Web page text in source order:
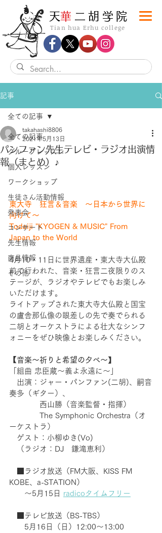
Tian hua Erhu college
​天華 二胡学院
記事
全ての記事
グループレッスン
個人レッスン
ワークショップ
生徒さん活動情報
発表会
コンサート
先生情報
商品情報
その他
全ての記事
パンファン先生テレビ・ラジオ出演情
報（まとめ）♪
takahashi8806
2021年5月13日
東大寺　狂言＆音楽　〜日本から世界に
向けて〜
Todaiji "KYOGEN & MUSIC" From
Japan to the World
4月10・11日に世界遺産・東大寺大仏殿
前で行われた、音楽・狂言二夜限りのス
テージが、ラジオやテレビでもお楽しみ
いただけます。
ライトアップされた東大寺大仏殿と国宝
の盧舎那仏像の眼差しの先で奏でられる
二胡とオーケストラによる壮大なシンフ
ォニーをぜひ映像とお楽しみください。
【音楽～祈りと希望の夕べ～ 】
「組曲 忠臣蔵〜義よ永遠に〜」
出演：ジャー・パンファン(二胡)、嗣音
奏多（ギター）、
西山勝（音楽監督・指揮）
The Symphonic Orchestra（オ
ーケストラ）
ゲスト：小柳ゆき(Vo)
（ラジオ：DJ　鎌滝恵利）
■ラジオ放送（FM大阪、KISS FM
KOBE、a-STATION）
〜5月15日 radicoタイムフリー
■テレビ放送（BS-TBS）
5月16日（日）12:00〜13:00